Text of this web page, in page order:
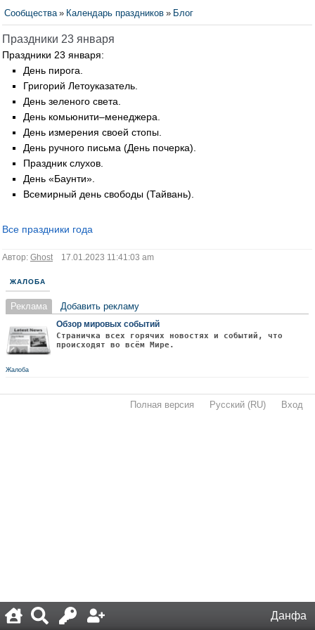
Данфа
Сообщества » Календарь праздников » Блог
Праздники 23 января
Праздники 23 января:
День пирога.
Григорий Летоуказатель.
День зеленого света.
День комьюнити–менеджера.
День измерения своей стопы.
День ручного письма (День почерка).
Праздник слухов.
День «Баунти».
Всемирный день свободы (Тайвань).
Все праздники года
Автор: Ghost17.01.2023 11:41:03 am
ЖАЛОБА
Реклама Добавить рекламу
Обзор мировых событий
Страничка всех горячих новостях и событий, что
происходят во всём Мире.
Жалоба
Полная версия Русский (RU) Вход